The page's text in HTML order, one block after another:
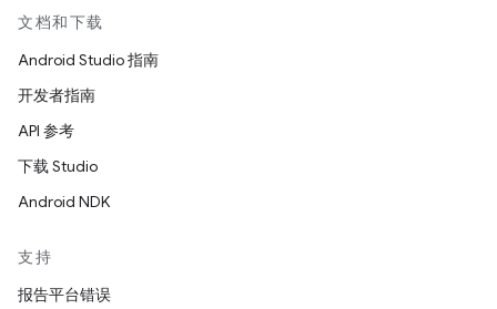
文档和下载
Android Studio 指南
开发者指南
API 参考
下载 Studio
Android NDK
支持
报告平台错误